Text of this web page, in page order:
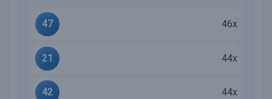
47 46x
21 44x
42 44x